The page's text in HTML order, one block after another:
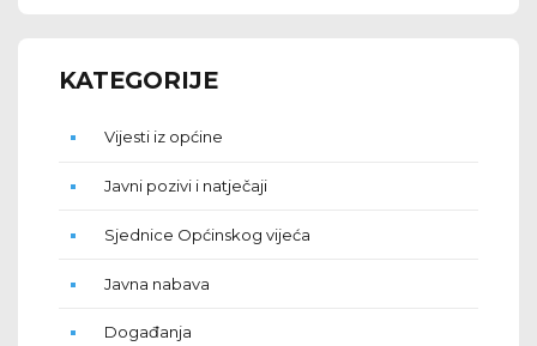
KATEGORIJE
Vijesti iz općine
Javni pozivi i natječaji
Sjednice Općinskog vijeća
Javna nabava
Događanja